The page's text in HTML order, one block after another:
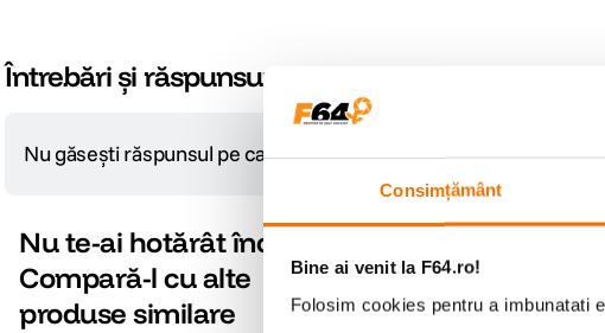
Consimțământ
Bine ai venit la F64.ro!
Folosim cookies pentru a imbunatati
Întrebări și răspunsuri
Nu găsești răspunsul pe care îl cauți? Pune o întrebare
Nu te-ai hotărât încă?
Compară-l cu alte
produse similare